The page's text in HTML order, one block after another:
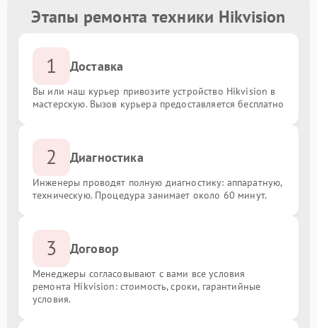
Этапы ремонта техники Hikvision
1 Доставка
Вы или наш курьер привозите устройство Hikvision в
мастерскую. Вызов курьера предоставляется бесплатно
2 Диагностика
Инженеры проводят полную диагностику: аппаратную,
техническую. Процедура занимает около 60 минут.
3 Договор
Менеджеры согласовывают с вами все условия
ремонта Hikvision: стоимость, сроки, гарантийные
условия.